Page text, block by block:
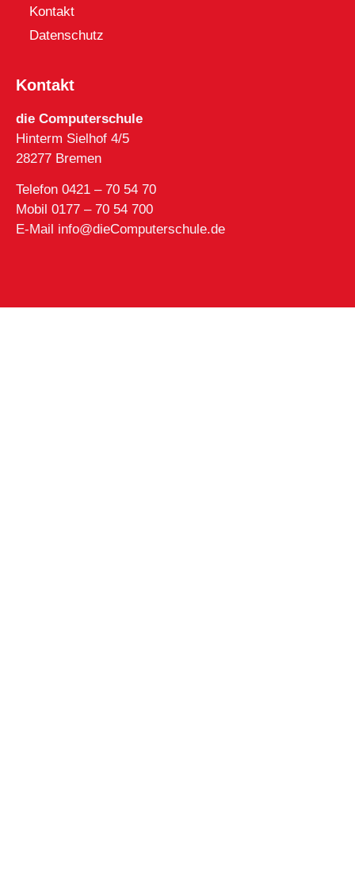
Kontakt
Datenschutz
Kontakt
die Computerschule
Hinterm Sielhof 4/5
28277 Bremen
Telefon 0421 – 70 54 70
Mobil 0177 – 70 54 700
E-Mail info@dieComputerschule.de